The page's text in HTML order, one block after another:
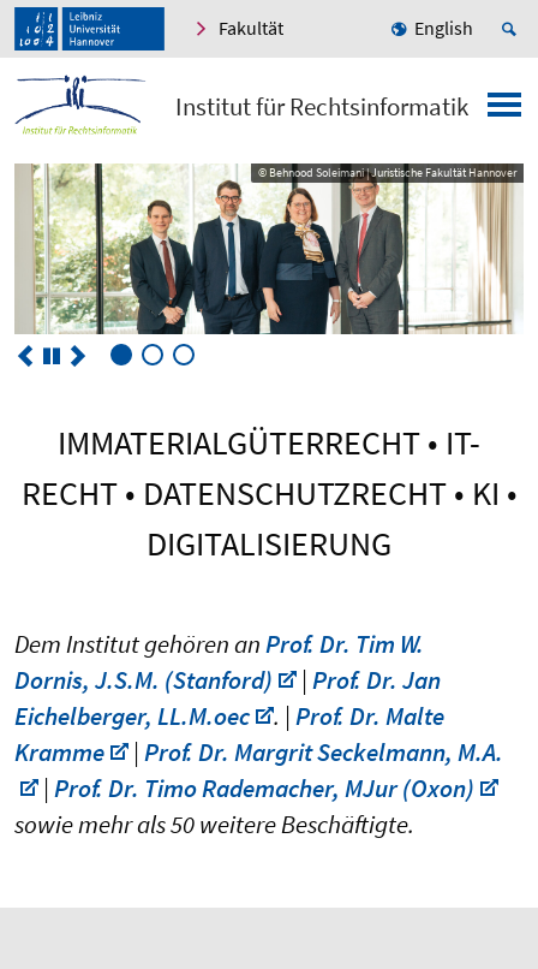
Fakultät English
Institut für Rechtsinformatik
© Behnood Soleimani | Juristische Fakultät Hannover
© Behnood Soleimani | Juristische Fakultät Hannover
IMMATERIALGÜTERRECHT • IT-
RECHT • DATENSCHUTZRECHT • KI •
DIGITALISIERUNG
Dem Institut gehören anProf. Dr. Tim W.
Dornis, J.S.M. (Stanford)
|Prof. Dr. Jan
Eichelberger, LL.M.oec
. |Prof. Dr. Malte
Kramme
|Prof. Dr. Margrit Seckelmann, M.A.
|Prof. Dr. Timo Rademacher, MJur (Oxon)
sowie mehr als 50 weitere Beschäftigte.